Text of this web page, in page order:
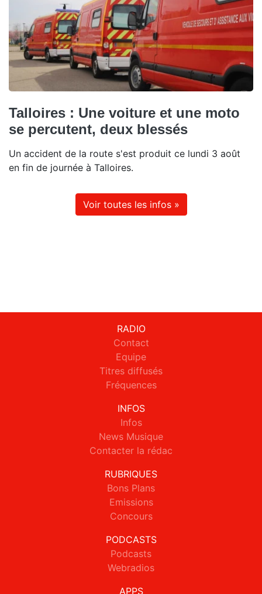
Talloires : Une voiture et une moto
se percutent, deux blessés
Un accident de la route s'est produit ce lundi 3 août
en fin de journée à Talloires.
Voir toutes les infos »
RADIO
Contact
Equipe
Titres diffusés
Fréquences
INFOS
Infos
News Musique
Contacter la rédac
RUBRIQUES
Bons Plans
Emissions
Concours
PODCASTS
Podcasts
Webradios
APPS